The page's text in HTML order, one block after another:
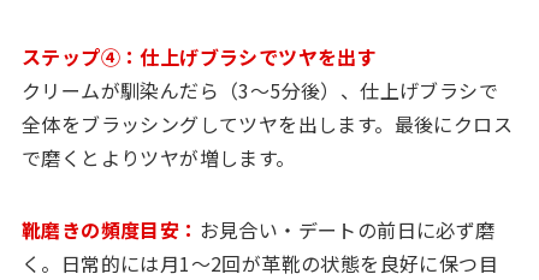
ステップ④：仕上げブラシでツヤを出す
クリームが馴染んだら（3〜5分後）、仕上げブラシで
全体をブラッシングしてツヤを出します。最後にクロス
で磨くとよりツヤが増します。
靴磨きの頻度目安： お見合い・デートの前日に必ず磨
く。日常的には月1〜2回が革靴の状態を良好に保つ目